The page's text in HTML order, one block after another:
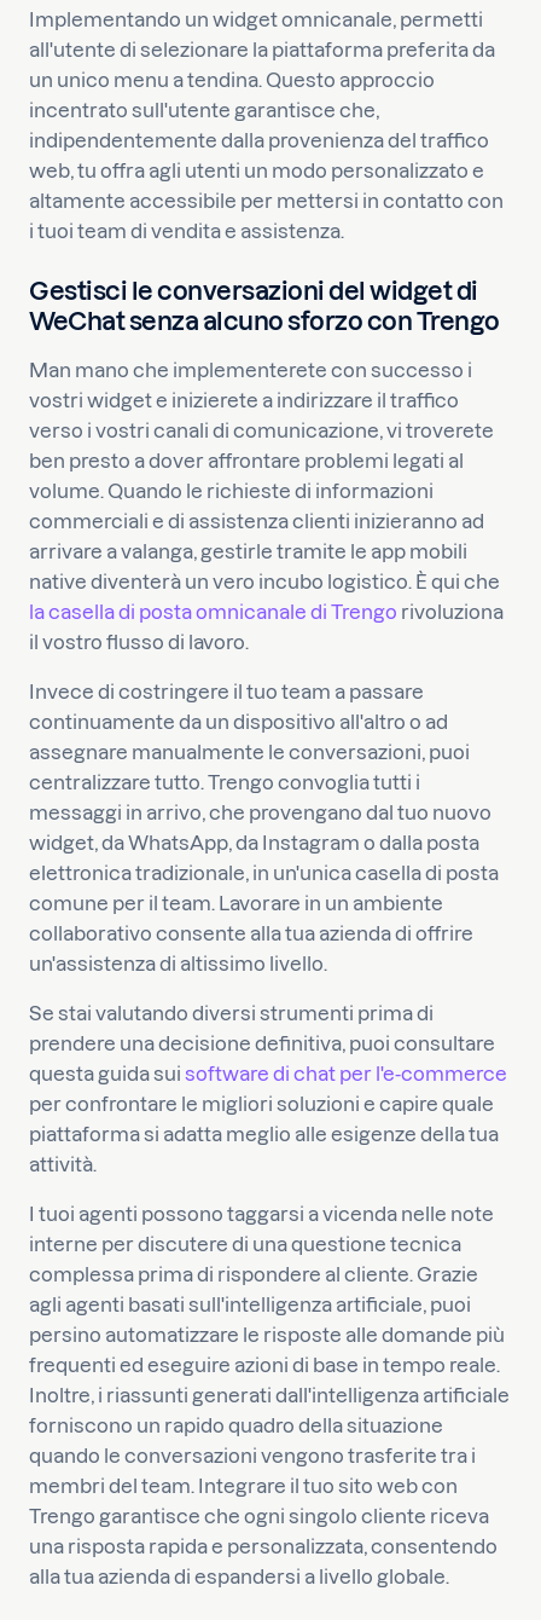
Implementando un widget omnicanale, permetti
all'utente di selezionare la piattaforma preferita da
un unico menu a tendina. Questo approccio
incentrato sull'utente garantisce che,
indipendentemente dalla provenienza del traffico
web, tu offra agli utenti un modo personalizzato e
altamente accessibile per mettersi in contatto con
i tuoi team di vendita e assistenza.
Gestisci le conversazioni del widget di
WeChat senza alcuno sforzo con Trengo
Man mano che implementerete con successo i
vostri widget e inizierete a indirizzare il traffico
verso i vostri canali di comunicazione, vi troverete
ben presto a dover affrontare problemi legati al
volume. Quando le richieste di informazioni
commerciali e di assistenza clienti inizieranno ad
arrivare a valanga, gestirle tramite le app mobili
native diventerà un vero incubo logistico. È qui che
la casella di posta omnicanale di Trengo rivoluziona
il vostro flusso di lavoro.
Invece di costringere il tuo team a passare
continuamente da un dispositivo all'altro o ad
assegnare manualmente le conversazioni, puoi
centralizzare tutto. Trengo convoglia tutti i
messaggi in arrivo, che provengano dal tuo nuovo
widget, da WhatsApp, da Instagram o dalla posta
elettronica tradizionale, in un'unica casella di posta
comune per il team. Lavorare in un ambiente
collaborativo consente alla tua azienda di offrire
un'assistenza di altissimo livello.
Se stai valutando diversi strumenti prima di
prendere una decisione definitiva, puoi consultare
questa guida sui software di chat per l'e-commerce
per confrontare le migliori soluzioni e capire quale
piattaforma si adatta meglio alle esigenze della tua
attività.
I tuoi agenti possono taggarsi a vicenda nelle note
interne per discutere di una questione tecnica
complessa prima di rispondere al cliente. Grazie
agli agenti basati sull'intelligenza artificiale, puoi
persino automatizzare le risposte alle domande più
frequenti ed eseguire azioni di base in tempo reale.
Inoltre, i riassunti generati dall'intelligenza artificiale
forniscono un rapido quadro della situazione
quando le conversazioni vengono trasferite tra i
membri del team. Integrare il tuo sito web con
Trengo garantisce che ogni singolo cliente riceva
una risposta rapida e personalizzata, consentendo
alla tua azienda di espandersi a livello globale.